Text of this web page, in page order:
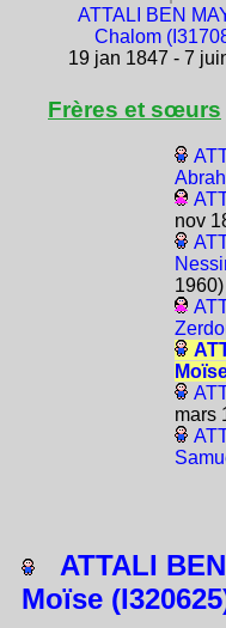
ATTALI BEN
Chalom
19 jan 1847 - 7
Frères et sœurs
nov
1960)
mars
ATTALI
Moïse